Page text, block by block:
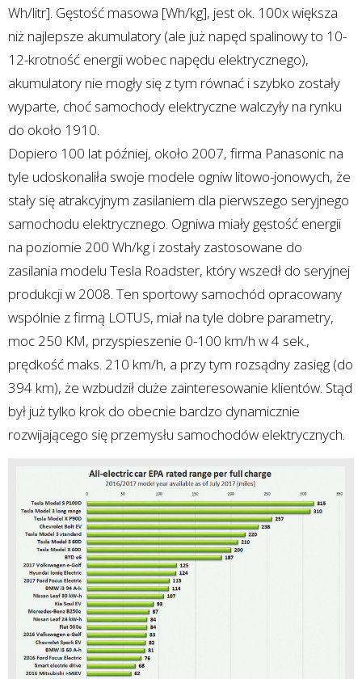
Wh/litr]. Gęstość masowa [Wh/kg], jest ok. 100x większa
niż najlepsze akumulatory (ale już napęd spalinowy to 10-
12-krotność energii wobec napędu elektrycznego),
akumulatory nie mogły się z tym równać i szybko zostały
wyparte, choć samochody elektryczne walczyły na rynku
do około 1910.
Dopiero 100 lat później, około 2007, firma Panasonic na
tyle udoskonaliła swoje modele ogniw litowo-jonowych, że
stały się atrakcyjnym zasilaniem dla pierwszego seryjnego
samochodu elektrycznego. Ogniwa miały gęstość energii
na poziomie 200 Wh/kg i zostały zastosowane do
zasilania modelu Tesla Roadster, który wszedł do seryjnej
produkcji w 2008. Ten sportowy samochód opracowany
wspólnie z firmą LOTUS, miał na tyle dobre parametry,
moc 250 KM, przyspieszenie 0-100 km/h w 4 sek.,
prędkość maks. 210 km/h, a przy tym rozsądny zasięg (do
394 km), że wzbudził duże zainteresowanie klientów. Stąd
był już tylko krok do obecnie bardzo dynamicznie
rozwijającego się przemysłu samochodów elektrycznych.